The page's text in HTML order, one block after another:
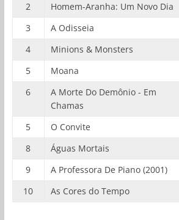
2
Homem-Aranha: Um Novo Dia
3
A Odisseia
4
Minions & Monsters
5
Moana
6
A Morte Do Demônio - Em
Chamas
5 O Convite
8
Águas Mortais
9
A Professora De Piano (2001)
10
As Cores do Tempo